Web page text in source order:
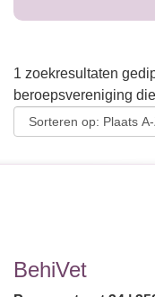
1 zoekresultaten
beroepsvereniging
BehiVet